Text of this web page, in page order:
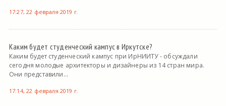
17:27, 22 февраля 2019 г.
Каким будет студенческий кампус в Иркутске?
Каким будет студенческий кампус при ИрНИИТУ - обсуждали
сегодня молодые архитекторы и дизайнеры из 14 стран мира.
Они представили...
17:14, 22 февраля 2019 г.